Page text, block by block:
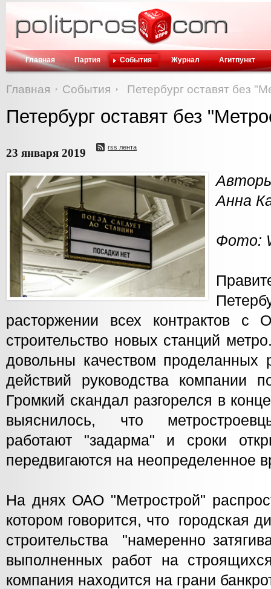
Главная Партия События Журнал Агитпункт
Главная События Петербург оставят без
Петербург оставят без
23 января 2019 rss лента
Анна
Фото:
расторжении всех контрактов с
строительство новых станций
довольны качеством проделанных
действий руководства компании
Громкий скандал разгорелся в
выяснилось, что
работают "задарма" и сроки
передвигаются на неопределенное
На днях ОАО "Метрострой"
котором говорится, что городская
строительства "намеренно
выполненных работ на
компания находится на грани